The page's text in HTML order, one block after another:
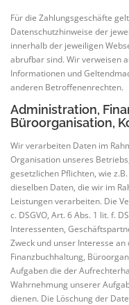
Für die Zahlungsgeschäfte
Datenschutzhinweise der
innerhalb der jeweiligen
abrufbar sind. Wir verweisen
Informationen und
anderen Betroffenenrechten.
Administration,
Büroorganisation,
Wir verarbeiten Daten im
Organisation unseres
gesetzlichen Pflichten, wie
dieselben Daten, die wir im
Leistungen verarbeiten. Die
c. DSGVO, Art. 6 Abs. 1 lit. f.
Interessenten,
Zweck und unser Interesse
Finanzbuchhaltung,
Aufgaben die der
Wahrnehmung unserer
dienen. Die Löschung der